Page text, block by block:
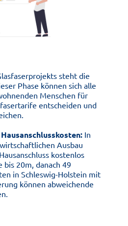
steht die
Phase können sich alle
Menschen für
entscheiden und
In
Ausbau
kostenlos
bis 20m, danach 49
in Schleswig-Holstein mit
können abweichende